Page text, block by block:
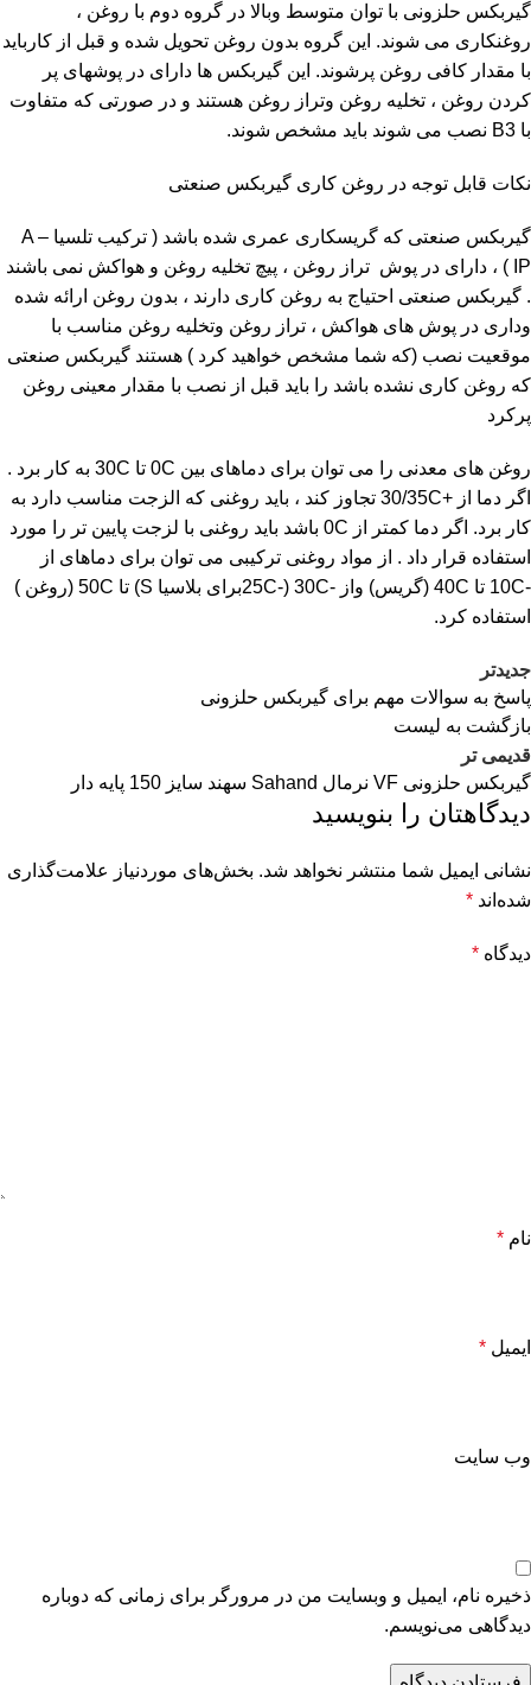
گیربکس حلزونی با توان متوسط وبالا در گروه دوم با روغن ،
روغنکاری می شوند. این گروه بدون روغن تحویل شده و قبل از کارباید
با مقدار کافی روغن پرشوند. این گیربکس ها دارای در پوشهای پر
کردن روغن ، تخلیه روغن وتراز روغن هستند و در صورتی که متفاوت
با B3 نصب می شوند باید مشخص شوند.
نکات قابل توجه در روغن کاری گیربکس صنعتی
گیربکس صنعتی که گریسکاری عمری شده باشد ( ترکیب تلسیا A –
IP ) ، دارای در پوش تراز روغن ، پیچ تخلیه روغن و هواکش نمی باشند
. گیربکس صنعتی احتیاج به روغن کاری دارند ، بدون روغن ارائه شده
وداری در پوش های هواکش ، تراز روغن وتخليه روغن مناسب با
موقعیت نصب (که شما مشخص خواهید کرد ) هستند گیربکس صنعتی
که روغن کاری نشده باشد را باید قبل از نصب با مقدار معینی روغن
پرکرد
روغن های معدنی را می توان برای دماهای بین 0C تا 30C به کار برد .
اگر دما از +30/35C تجاوز کند ، باید روغنی که الزجت مناسب دارد به
کار برد. اگر دما کمتر از 0C باشد باید روغنی با لزجت پایین تر را مورد
استفاده قرار داد . از مواد روغنی ترکیبی می توان برای دماهای از
-10C تا 40C (گریس) واز -30C (-25Cبرای بلاسيا S) تا 50C (روغن )
استفاده کرد.
جدیدتر
پاسخ به سوالات مهم برای گیربکس حلزونی
بازگشت به لیست
قدیمی تر
گیربکس حلزونی VF نرمال Sahand سهند سایز 150 پایه دار
دیدگاهتان را بنویسید
نشانی ایمیل شما منتشر نخواهد شد. بخش‌های موردنیاز علامت‌گذاری
شده‌اند *
دیدگاه *
نام *
ایمیل *
وب‌ سایت
ذخیره نام، ایمیل و وبسایت من در مرورگر برای زمانی که دوباره
دیدگاهی می‌نویسم.